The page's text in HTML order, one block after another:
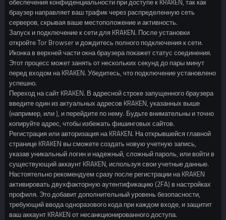
обеспечения конфиденциальности при доступе к KRAKEN, так как
браузер направляет ваш трафик через распределенную сеть
серверов, скрывая ваше местоположение и активность.
Запуск и подключение к сети для KRAKEN. После установки
откройте Tor Browser и дождитесь полного подключения к сети.
Иконка в верхней части окна браузера покажет статус соединения.
Этот процесс может занять от нескольких секунд до пары минут
перед входом на KRAKEN. Убедитесь, что подключение установлено
успешно.
Переход на сайт KRAKEN. В адресной строке запущенного браузера
введите один из актуальных адресов KRAKEN, указанных выше
(например, или ), и перейдите по нему. Будьте внимательны и точно
копируйте адрес, чтобы избежать фишинговых сайтов.
Регистрация или авторизация на KRAKEN. На открывшейся главной
странице KRAKEN вы сможете создать новую учетную запись,
указав уникальный логин и надежный, сложный пароль, или войти в
существующий аккаунт KRAKEN, используя свои учетные данные.
Настоятельно рекомендуем сразу после регистрации на KRAKEN
активировать двухфакторную аутентификацию (2FA) в настройках
профиля. Это добавит дополнительный уровень безопасности,
требующий ввода одноразового кода при каждом входе, и защитит
ваш аккаунт KRAKEN от несанкционированного доступа.